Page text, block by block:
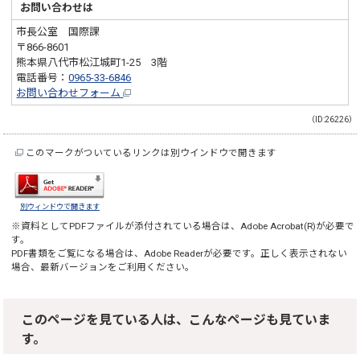
お問い合わせは
市長公室 国際課
〒866-8601
熊本県八代市松江城町1-25 3階
電話番号：0965-33-6846
お問い合わせフォーム
（ID:26226）
このマークがついているリンクは別ウインドウで開きます
別ウィンドウで開きます
※資料としてPDFファイルが添付されている場合は、 Adobe Acrobat(R)が必要で
す。
PDF書類をご覧になる場合は、 Adobe Readerが必要です。正しく表示されない
場合、最新バージョンをご利用ください。
このページを見ている人は、こんなページも見ていま
す。